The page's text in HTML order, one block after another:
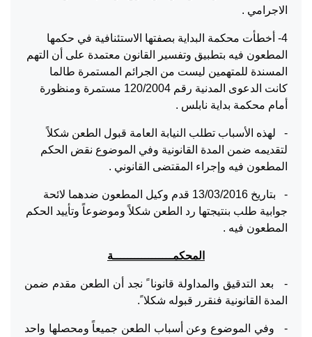
الاجرامي .
4- أخطأت محكمة البداية بصفتها الاستئنافية في حكمها
المطعون فيه بتطبيق وتفسير القانون معتمدة على أن التهم
المسندة للمتهمين ليست من الجرائم المستمرة طالما
كانت الدعوى المدنية رقم 120/2004 مستمرة ومنظورة
أمام محكمة بداية نابلس .
- لهذه الأسباب تطلب النيابة العامة قبول الطعن شكلاً
لتقديمه ضمن المدة القانونية وفي الموضوع نقض الحكم
المطعون فيه وإجراء المقتضى القانوني .
- بتاريخ 13/03/2016 قدم وكيل المطعون ضدهما لائحة
جوابية طلب بنتيجتها رد الطعن شكلاً وموضوعاً وتأييد الحكم
المطعون فيه .
المحكمـــــــــــــــــة
- بعد التدقيق والمداولة قانونا ً نجد أن الطعن مقدم ضمن
المدة القانونية فنقرر قبوله شكلا ً.
- وفي الموضوع وعن أسباب الطعن جميعاً ومحصلها واحد